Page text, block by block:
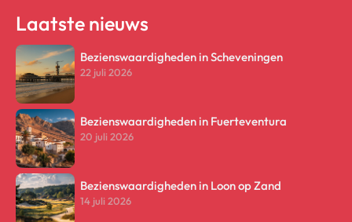
Laatste nieuws
Bezienswaardigheden in Scheveningen
22 juli 2026
Bezienswaardigheden in Fuerteventura
20 juli 2026
Bezienswaardigheden in Loon op Zand
14 juli 2026